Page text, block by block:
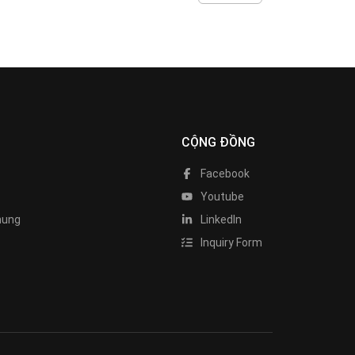
CỘNG ĐỒNG
Facebook
Youtube
LinkedIn
Inquiry Form